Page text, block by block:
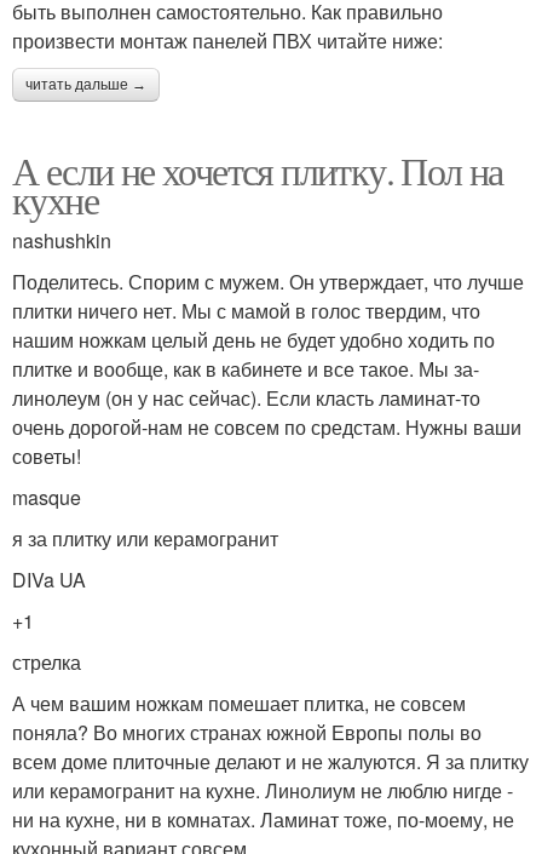
быть выполнен самостоятельно. Как правильно
произвести монтаж панелей ПВХ читайте ниже:
читать дальше →
А если не хочется плитку. Пол на
кухне
nashushkin
Поделитесь. Спорим с мужем. Он утверждает, что лучше
плитки ничего нет. Мы с мамой в голос твердим, что
нашим ножкам целый день не будет удобно ходить по
плитке и вообще, как в кабинете и все такое. Мы за-
линолеум (он у нас сейчас). Если класть ламинат-то
очень дорогой-нам не совсем по средстам. Нужны ваши
советы!
masque
я за плитку или керамогранит
DIVa UA
+1
стрелка
А чем вашим ножкам помешает плитка, не совсем
поняла? Во многих странах южной Европы полы во
всем доме плиточные делают и не жалуются. Я за плитку
или керамогранит на кухне. Линолиум не люблю нигде -
ни на кухне, ни в комнатах. Ламинат тоже, по-моему, не